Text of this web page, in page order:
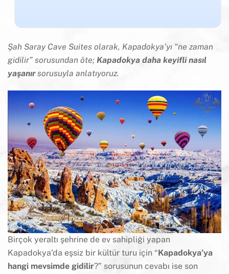
Şah Saray Cave Suites olarak, Kapadokya’yı “ne zaman
gidilir” sorusundan öte; Kapadokya daha keyifli nasıl
yaşanırsorusuyla anlatıyoruz.
Birçok yeraltı şehrine de ev sahipliği yapan
Kapadokya’da eşsiz bir kültür turu için “Kapadokya’ya
hangi mevsimde gidilir?” sorusunun cevabı ise son